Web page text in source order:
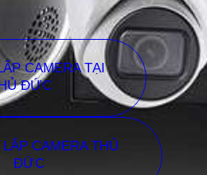
CAMERA TẠI
ĐỨC
CAMERA THỦ
ĐỨC